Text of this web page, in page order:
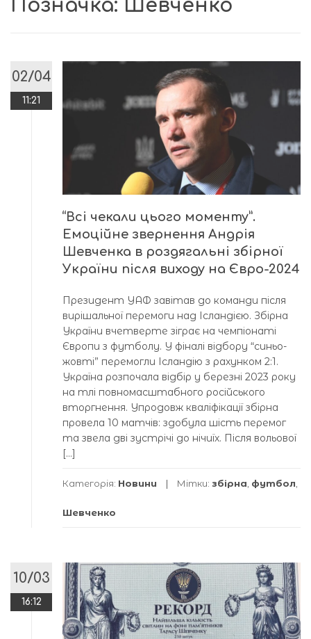
Позначка: Шевченко
02/04
11:21
“Всі чекали цього моменту”.
Емоційне звернення Андрія
Шевченка в роздягальні збірної
України після виходу на Євро-2024
Президент УАФ завітав до команди після
вирішальної перемоги над Ісландією. Збірна
України вчетверте зіграє на чемпіонаті
Європи з футболу. У фіналі відбору “синьо-
жовті” перемогли Ісландію з рахунком 2:1.
Україна розпочала відбір у березні 2023 року
на тлі повномасштабного російського
вторгнення. Упродовж кваліфікації збірна
провела 10 матчів: здобула шість перемог
та звела дві зустрічі до нічиїх. Після вольової
[…]
Категорія: Новини Мітки: збірна футбол
Шевченко
10/03
16:12